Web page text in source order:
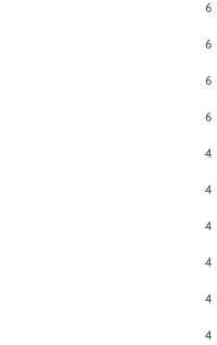
6
6
6
6
4
4
4
4
4
4